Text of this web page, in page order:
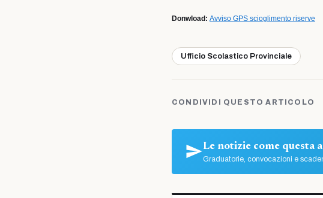
Donwload: Avviso GPS scioglimento riserve
Ufficio Scolastico Provinciale
CONDIVIDI QUESTO ARTICOLO
Le notizie come questa
Graduatorie, convocazioni e